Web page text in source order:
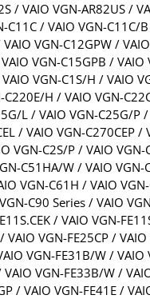
/ VAIO VGN-AR82US /
C11C / VAIO VGN-
VGN-C12GPW /
VGN-C15GPB /
VGN-C1S/H / VAIO
H / VAIO VGN-
L / VAIO VGN-C25G/P
/ VAIO VGN-C270CEP
VGN-C2S/P / VAIO
C51HA/W / VAIO
VGN-C61H / VAIO
C90 Series / VAIO
/ VAIO VGN-
VGN-FE25CP /
VGN-FE31B/W /
VGN-FE33B/W /
/ VAIO VGN-FE41E /